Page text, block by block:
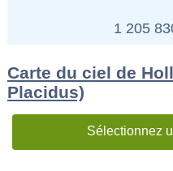
1 205
Carte du ciel de
Placidus)
Sélectionnez